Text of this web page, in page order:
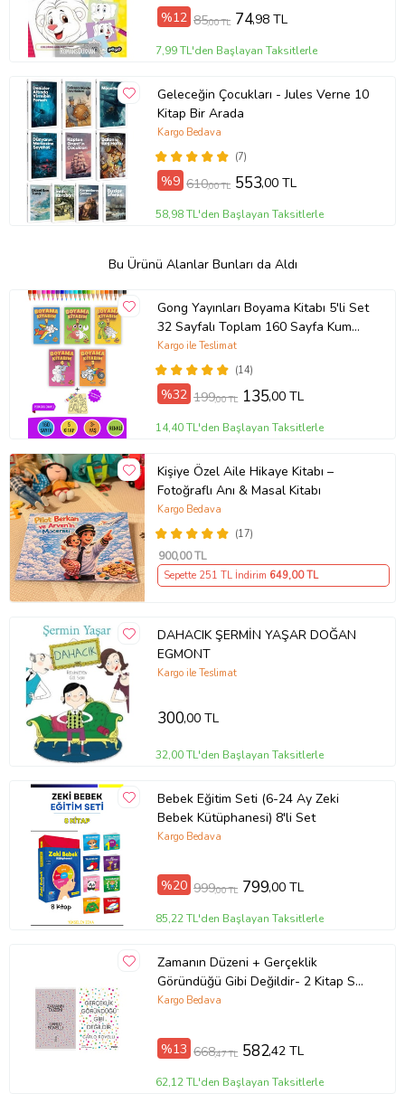
%12 85,00 TL 74,98 TL
7,99 TL'den Başlayan Taksitlerle
Geleceğin Çocukları - Jules Verne 10
Kitap Bir Arada
(7)
Kargo Bedava
%9 610,00 TL 553,00 TL
58,98 TL'den Başlayan Taksitlerle
Bu Ürünü Alanlar Bunları da Aldı
Gong Yayınları Boyama Kitabı 5'li Set
32 Sayfalı Toplam 160 Sayfa Kum
Boyama Hediyeli (Buz-Buz)
(14)
Kargo ile Teslimat
%32 199,00 TL 135,00 TL
14,40 TL'den Başlayan Taksitlerle
Kişiye Özel Aile Hikaye Kitabı –
Fotoğraflı Anı & Masal Kitabı
(17)
Kargo Bedava
900,00 TL
Sepette 251 TL İndirim 649,00 TL
DAHACIK ŞERMİN YAŞAR DOĞAN
EGMONT
Kargo ile Teslimat
300,00 TL
32,00 TL'den Başlayan Taksitlerle
Bebek Eğitim Seti (6-24 Ay Zeki
Bebek Kütüphanesi) 8'li Set
Kargo Bedava
%20 999,00 TL 799,00 TL
85,22 TL'den Başlayan Taksitlerle
Zamanın Düzeni + Gerçeklik
Göründüğü Gibi Değildir- 2 Kitap Set
- Iş Bankası Özel Set Zamanın
Kargo Bedava
%13 668,47 TL 582,42 TL
62,12 TL'den Başlayan Taksitlerle